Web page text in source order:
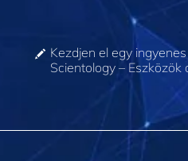
Kezdjen el egy
Scientology – Eszközök